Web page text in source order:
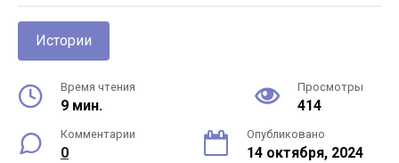
Истории
Время чтения
9 мин.
Просмотры
414
Комментарии
0
Опубликовано
14 октября, 2024